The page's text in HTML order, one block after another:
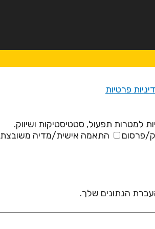
פרטיות
למטרות תפעול, סטטיסטיקות ושיווק.
פרסום
התאמה אישית/מדיה משובצת
הנתונים שלך.